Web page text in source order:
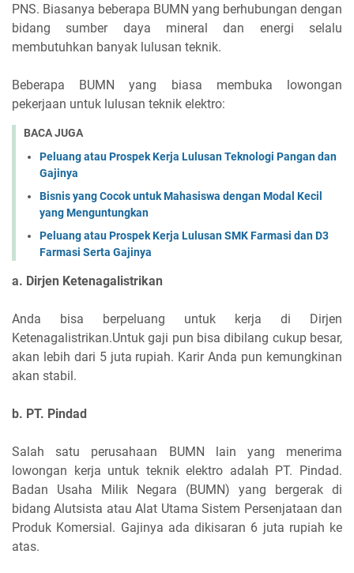
PNS. Biasanya beberapa BUMN yang berhubungan dengan
bidang sumber daya mineral dan energi selalu
membutuhkan banyak lulusan teknik.
Beberapa BUMN yang biasa membuka lowongan
pekerjaan untuk lulusan teknik elektro:
BACA JUGA
Peluang atau Prospek Kerja Lulusan Teknologi Pangan dan
Gajinya
Bisnis yang Cocok untuk Mahasiswa dengan Modal Kecil
yang Menguntungkan
Peluang atau Prospek Kerja Lulusan SMK Farmasi dan D3
Farmasi Serta Gajinya
a. Dirjen Ketenagalistrikan
Anda bisa berpeluang untuk kerja di Dirjen
Ketenagalistrikan.Untuk gaji pun bisa dibilang cukup besar,
akan lebih dari 5 juta rupiah. Karir Anda pun kemungkinan
akan stabil.
b. PT. Pindad
Salah satu perusahaan BUMN lain yang menerima
lowongan kerja untuk teknik elektro adalah PT. Pindad.
Badan Usaha Milik Negara (BUMN) yang bergerak di
bidang Alutsista atau Alat Utama Sistem Persenjataan dan
Produk Komersial. Gajinya ada dikisaran 6 juta rupiah ke
atas.